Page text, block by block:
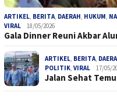
ARTIKEL, BERITA, DAERAH, HUKUM,
VIRAL
18/05/2026
Gala Dinner Reuni Akbar
ARTIKEL, BERITA,
POLITIK, VIRAL 17/05/
Jalan Sehat